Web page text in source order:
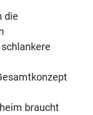
die
braucht